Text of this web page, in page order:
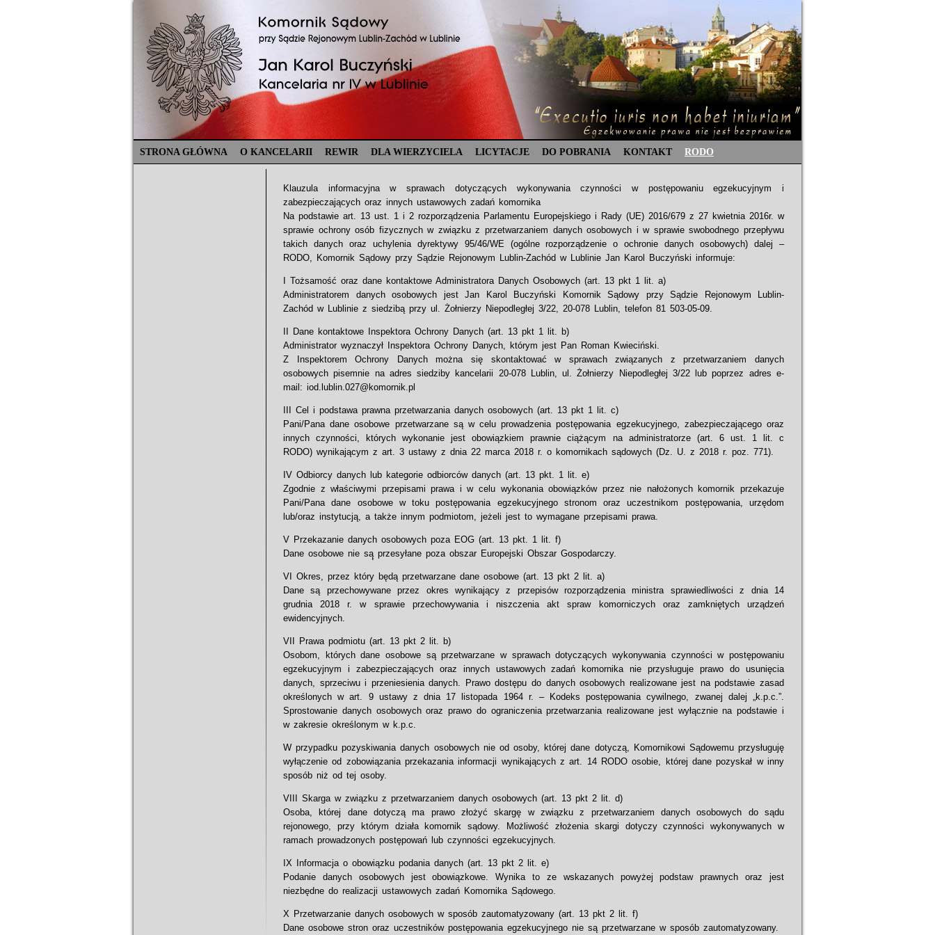
STRONA GŁÓWNA O KANCELARII REWIR DLA WIERZYCIELA LICYTACJE DO POBRANIA KONTAKT RODO
Klauzula informacyjna w sprawach dotyczących wykonywania czynności w postępowaniu egzekucyjnym i
zabezpieczających oraz innych ustawowych zadań komornika
Na podstawie art. 13 ust. 1 i 2 rozporządzenia Parlamentu Europejskiego i Rady (UE) 2016/679 z 27 kwietnia 2016r. w
sprawie ochrony osób fizycznych w związku z przetwarzaniem danych osobowych i w sprawie swobodnego przepływu
takich danych oraz uchylenia dyrektywy 95/46/WE (ogólne rozporządzenie o ochronie danych osobowych) dalej –
RODO, Komornik Sądowy przy Sądzie Rejonowym Lublin-Zachód w Lublinie Jan Karol Buczyński informuje:
I Tożsamość oraz dane kontaktowe Administratora Danych Osobowych (art. 13 pkt 1 lit. a)
Administratorem danych osobowych jest Jan Karol Buczyński Komornik Sądowy przy Sądzie Rejonowym Lublin-
Zachód w Lublinie z siedzibą przy ul. Żołnierzy Niepodległej 3/22, 20-078 Lublin, telefon 81 503-05-09.
II Dane kontaktowe Inspektora Ochrony Danych (art. 13 pkt 1 lit. b)
Administrator wyznaczył Inspektora Ochrony Danych, którym jest Pan Roman Kwieciński.
Z Inspektorem Ochrony Danych można się skontaktować w sprawach związanych z przetwarzaniem danych
osobowych pisemnie na adres siedziby kancelarii 20-078 Lublin, ul. Żołnierzy Niepodległej 3/22 lub poprzez adres e-
mail: iod.lublin.027@komornik.pl
III Cel i podstawa prawna przetwarzania danych osobowych (art. 13 pkt 1 lit. c)
Pani/Pana dane osobowe przetwarzane są w celu prowadzenia postępowania egzekucyjnego, zabezpieczającego oraz
innych czynności, których wykonanie jest obowiązkiem prawnie ciążącym na administratorze (art. 6 ust. 1 lit. c
RODO) wynikającym z art. 3 ustawy z dnia 22 marca 2018 r. o komornikach sądowych (Dz. U. z 2018 r. poz. 771).
IV Odbiorcy danych lub kategorie odbiorców danych (art. 13 pkt. 1 lit. e)
Zgodnie z właściwymi przepisami prawa i w celu wykonania obowiązków przez nie nałożonych komornik przekazuje
Pani/Pana dane osobowe w toku postępowania egzekucyjnego stronom oraz uczestnikom postępowania, urzędom
lub/oraz instytucją, a także innym podmiotom, jeżeli jest to wymagane przepisami prawa.
V Przekazanie danych osobowych poza EOG (art. 13 pkt. 1 lit. f)
Dane osobowe nie są̨ przesyłane poza obszar Europejski Obszar Gospodarczy.
VI Okres, przez który będą przetwarzane dane osobowe (art. 13 pkt 2 lit. a)
Dane są przechowywane przez okres wynikający z przepisów rozporządzenia ministra sprawiedliwości z dnia 14
grudnia 2018 r. w sprawie przechowywania i niszczenia akt spraw komorniczych oraz zamkniętych urządzeń
ewidencyjnych.
VII Prawa podmiotu (art. 13 pkt 2 lit. b)
Osobom, których dane osobowe są przetwarzane w sprawach dotyczących wykonywania czynności w postępowaniu
egzekucyjnym i zabezpieczających oraz innych ustawowych zadań komornika nie przysługuje prawo do usunięcia
danych, sprzeciwu i przeniesienia danych. Prawo dostępu do danych osobowych realizowane jest na podstawie zasad
określonych w art. 9 ustawy z dnia 17 listopada 1964 r. – Kodeks postępowania cywilnego, zwanej dalej „k.p.c.”.
Sprostowanie danych osobowych oraz prawo do ograniczenia przetwarzania realizowane jest wyłącznie na podstawie i
w zakresie określonym w k.p.c.
W przypadku pozyskiwania danych osobowych nie od osoby, której dane dotyczą, Komornikowi Sądowemu przysługuję
wyłączenie od zobowiązania przekazania informacji wynikających z art. 14 RODO osobie, której dane pozyskał w inny
sposób niż od tej osoby.
VIII Skarga w związku z przetwarzaniem danych osobowych (art. 13 pkt 2 lit. d)
Osoba, której dane dotyczą ma prawo złożyć skargę w związku z przetwarzaniem danych osobowych do sądu
rejonowego, przy którym działa komornik sądowy. Możliwość złożenia skargi dotyczy czynności wykonywanych w
ramach prowadzonych postępowań lub czynności egzekucyjnych.
IX Informacja o obowiązku podania danych (art. 13 pkt 2 lit. e)
Podanie danych osobowych jest obowiązkowe. Wynika to ze wskazanych powyżej podstaw prawnych oraz jest
niezbędne do realizacji ustawowych zadań Komornika Sądowego.
X Przetwarzanie danych osobowych w sposób zautomatyzowany (art. 13 pkt 2 lit. f)
Dane osobowe stron oraz uczestników postępowania egzekucyjnego nie są przetwarzane w sposób zautomatyzowany.